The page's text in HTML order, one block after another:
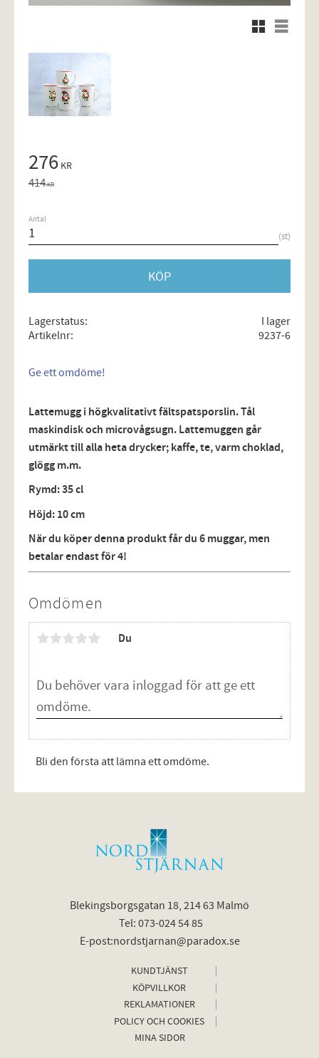
Rutnätsvy
Listvy
Nedsatt pris:
276 KR
Ordinarie pris:
414KR
Antal
st
KÖP
Lagerstatus
I lager
Artikelnr
9237-6
Ge ett omdöme!
Lattemugg i högkvalitativt fältspatsporslin. Tål
maskindisk och microvågsugn. Lattemuggen går
utmärkt till alla heta drycker; kaffe, te, varm choklad,
glögg m.m.
Rymd: 35 cl
Höjd: 10 cm
När du köper denna produkt får du 6 muggar, men
betalar endast för 4!
Omdömen
Du
Bli den första att lämna ett omdöme.
Blekingsborgsgatan 18, 214 63 Malmö
Tel: 073-024 54 85
E-post:nordstjarnan@paradox.se
KUNDTJÄNST
KÖPVILLKOR
REKLAMATIONER
POLICY OCH COOKIES
MINA SIDOR